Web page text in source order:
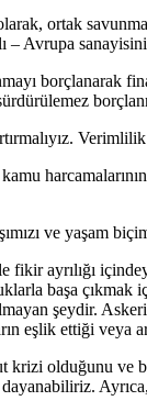
ortak
– Avrupa
borçlanarak
Verimlilik
ve yaşam
fikir ayrılığı
başa çıkmak
şeydir.
eşlik ettiği veya
krizi olduğunu ve